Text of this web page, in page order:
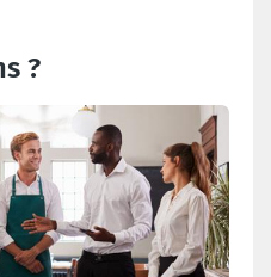
?